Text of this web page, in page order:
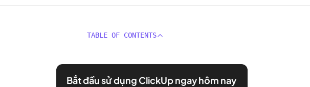
TABLE OF CONTENTS
Bắt đầu sử dụng ClickUp ngay hôm nay